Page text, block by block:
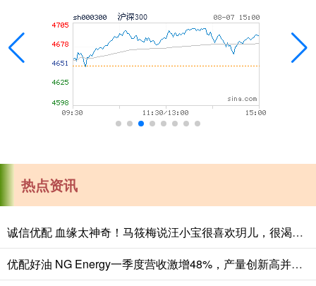
热点资讯
诚信优配 血缘太神奇！马筱梅说汪小宝很喜欢玥儿，很渴望姐姐抱
优配好油 NG Energy一季度营收激增48%，产量创新高并发现新气藏